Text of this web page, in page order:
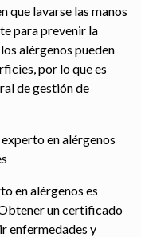
que lavarse las manos
para prevenir la
alérgenos pueden
por lo que es
de gestión de
en alérgenos
en alérgenos es
un certificado
enfermedades y